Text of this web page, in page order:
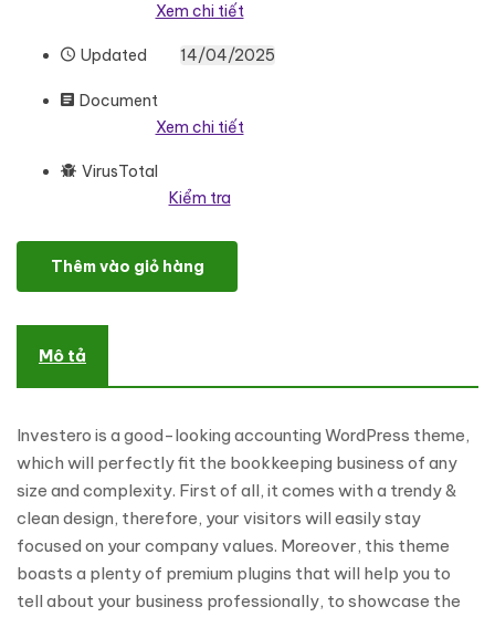
Xem chi tiết
Updated 14/04/2025
Document
Xem chi tiết
VirusTotal
Kiểm tra
Investero - Accountant Expert Responsive WordPress Theme số
Thêm vào giỏ hàng
Mô tả
Investero is a good-looking accounting WordPress theme,
which will perfectly fit the bookkeeping business of any
size and complexity. First of all, it comes with a trendy &
clean design, therefore, your visitors will easily stay
focused on your company values. Moreover, this theme
boasts a plenty of premium plugins that will help you to
tell about your business professionally, to showcase the